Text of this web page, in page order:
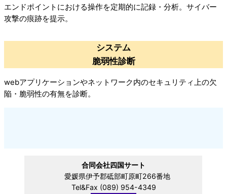
エンドポイントにおける操作を定期的に記録・分析。サイバー
攻撃の痕跡を提示。
システム
脆弱性診断
webアプリケーションやネットワーク内のセキュリティ上の欠
陥・脆弱性の有無を診断。
合同会社四国サート
愛媛県伊予郡砥部町原町266番地
Tel&Fax (089) 954-4349